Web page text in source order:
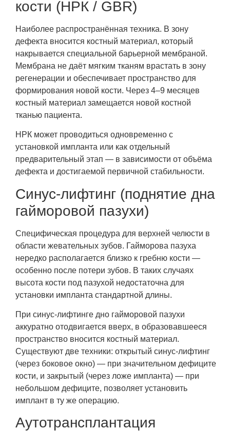
кости (НРК / GBR)
Наиболее распространённая техника. В зону
дефекта вносится костный материал, который
накрывается специальной барьерной мембраной.
Мембрана не даёт мягким тканям врастать в зону
регенерации и обеспечивает пространство для
формирования новой кости. Через 4–9 месяцев
костный материал замещается новой костной
тканью пациента.
НРК может проводиться одновременно с
установкой импланта или как отдельный
предварительный этап — в зависимости от объёма
дефекта и достигаемой первичной стабильности.
Синус-лифтинг (поднятие дна
гайморовой пазухи)
Специфическая процедура для верхней челюсти в
области жевательных зубов. Гайморова пазуха
нередко располагается близко к гребню кости —
особенно после потери зубов. В таких случаях
высота кости под пазухой недостаточна для
установки импланта стандартной длины.
При синус-лифтинге дно гайморовой пазухи
аккуратно отодвигается вверх, в образовавшееся
пространство вносится костный материал.
Существуют две техники: открытый синус-лифтинг
(через боковое окно) — при значительном дефиците
кости, и закрытый (через ложе импланта) — при
небольшом дефиците, позволяет установить
имплант в ту же операцию.
Аутотрансплантация